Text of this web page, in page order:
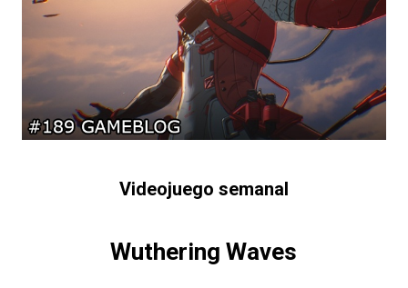
Videojuego semanal
Wuthering Waves